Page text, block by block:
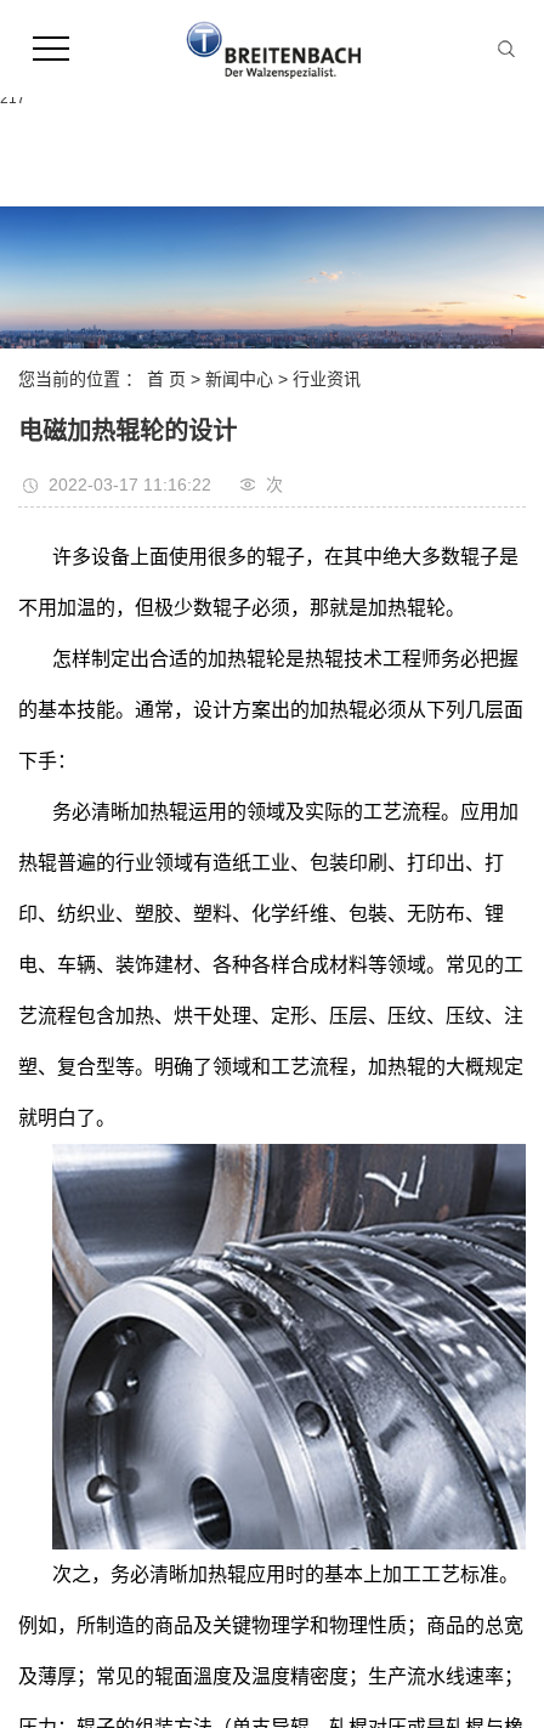
file_put_contents(/home/leonhardpl9ekoqn8hgamr2d/wwwroot/source/cache/
failed to open stream: Permission denied in
/home/leonhardpl9ekoqn8hgamr2d/wwwroot/source/model/api.class.php on line
217
您当前的位置 ： 首 页 > 新闻中心 > 行业资讯
电磁加热辊轮的设计
2022-03-17 11:16:22 次
许多设备上面使用很多的辊子，在其中绝大多数辊子是
不用加温的，但极少数辊子必须，那就是加热辊轮。
怎样制定出合适的加热辊轮是热辊技术工程师务必把握
的基本技能。通常，设计方案出的加热辊必须从下列几层面
下手：
务必清晰加热辊运用的领域及实际的工艺流程。应用加
热辊普遍的行业领域有造纸工业、包装印刷、打印出、打
印、纺织业、塑胶、塑料、化学纤维、包裝、无防布、锂
电、车辆、装饰建材、各种各样合成材料等领域。常见的工
艺流程包含加热、烘干处理、定形、压层、压纹、压纹、注
塑、复合型等。明确了领域和工艺流程，加热辊的大概规定
就明白了。
次之，务必清晰加热辊应用时的基本上加工工艺标准。
例如，所制造的商品及关键物理学和物理性质；商品的总宽
及薄厚；常见的辊面溫度及温度精密度；生产流水线速率；